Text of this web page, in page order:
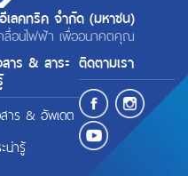
ลคทริค จำกัด (มหาชน)
ลื่อนไฟฟ้า เพื่ออนาคตคุณ
าร & สาระ
าร & อัพเดต
น่ารู้
ติดตามเรา